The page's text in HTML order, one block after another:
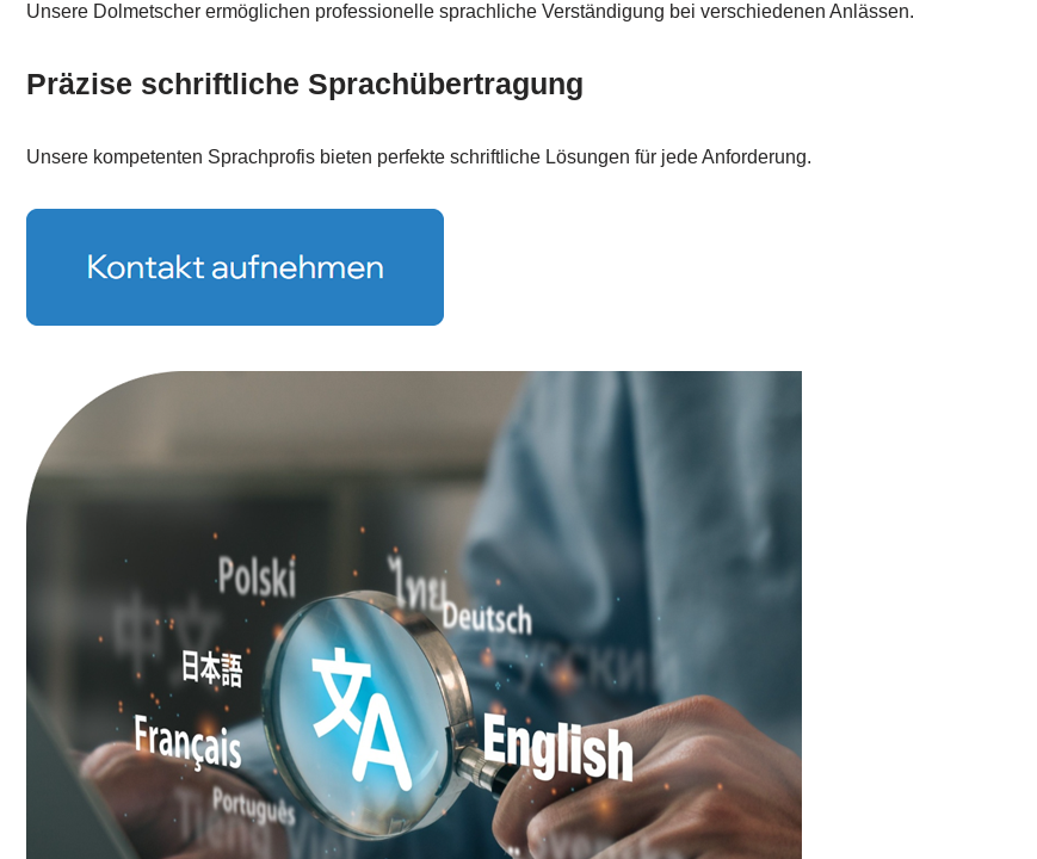
Unsere Dolmetscher ermöglichen professionelle sprachliche Verständigung bei verschiedenen Anlässen.
Präzise schriftliche Sprachübertragung
Unsere kompetenten Sprachprofis bieten perfekte schriftliche Lösungen für jede Anforderung.